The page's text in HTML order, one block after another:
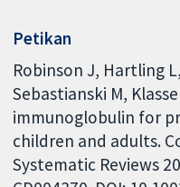
Petikan
Robinson J, Hartling
Sebastianski M,
immunoglobulin for
children and adults.
Systematic Reviews